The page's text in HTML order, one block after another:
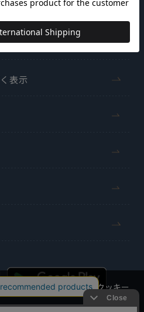
表示
様の利便性向上のためにクッキー